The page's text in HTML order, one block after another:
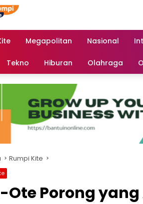
Megapolitan Nasional
Tekno Hiburan Olahraga
Rumpi Kite
Ote Porong yang